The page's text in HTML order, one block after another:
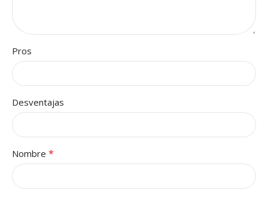
Pros
Desventajas
Nombre *